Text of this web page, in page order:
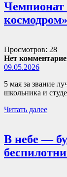
Чемпионат
космодром»
Просмотров: 28
Нет
09.05.2026
5 мая за звание
школьника и
Читать далее
В небе —